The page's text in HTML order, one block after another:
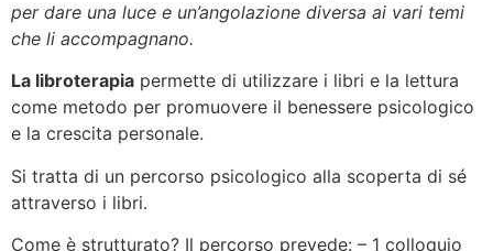
per dare una luce e un’angolazione diversa ai vari temi
che li accompagnano.
La libroterapia permette di utilizzare i libri e la lettura
come metodo per promuovere il benessere psicologico
e la crescita personale.
Si tratta di un percorso psicologico alla scoperta di sé
attraverso i libri.
Come è strutturato? Il percorso prevede: – 1 colloquio